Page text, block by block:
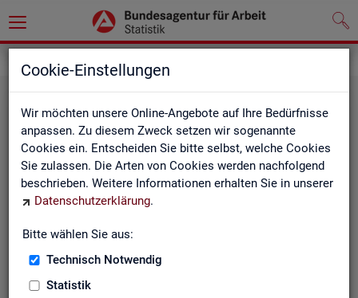
Cookie-Einstellungen
Wir möchten unsere Online-Angebote auf Ihre Bedürfnisse
anpassen. Zu diesem Zweck setzen wir sogenannte
Cookies ein. Entscheiden Sie bitte selbst, welche Cookies
Sie zulassen. Die Arten von Cookies werden nachfolgend
beschrieben. Weitere Informationen erhalten Sie in unserer
Datenschutzerklärung.
Bitte wählen Sie aus:
Technisch Notwendig
Statistik
Rund­schau Ar­beits­markt